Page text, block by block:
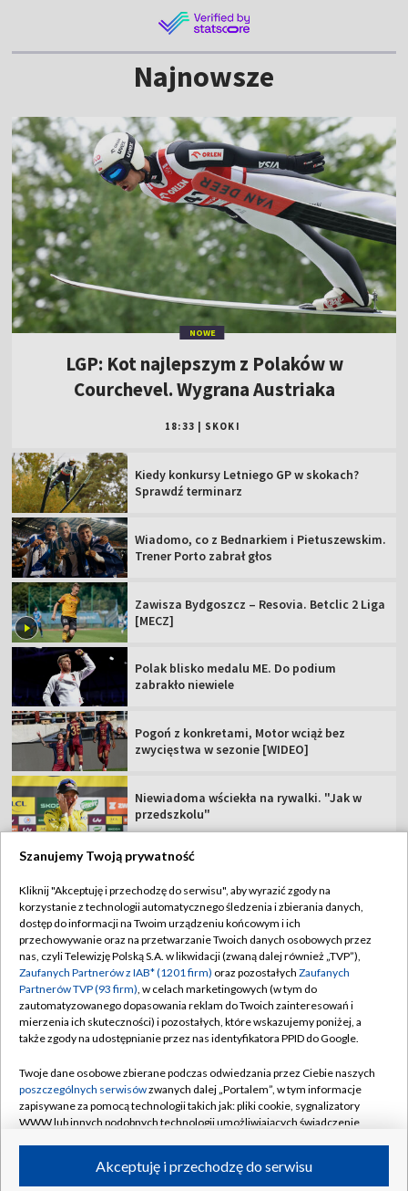
Najnowsze
NOWE
LGP: Kot najlepszym z Polaków w
Courchevel. Wygrana Austriaka
18:33 SKOKI
Kiedy konkursy Letniego GP w skokach?
Sprawdź terminarz
Wiadomo, co z Bednarkiem i Pietuszewskim.
Trener Porto zabrał głos
Zawisza Bydgoszcz – Resovia. Betclic 2 Liga
[MECZ]
Polak blisko medalu ME. Do podium
zabrakło niewiele
Pogoń z konkretami, Motor wciąż bez
zwycięstwa w sezonie [WIDEO]
Niewiadoma wściekła na rywalki. "Jak w
przedszkolu"
TVP
Abonament TVP
Sklep TVP
Biuro Reklamy
Oferta Handlowa
Emisja w TVP
Rada Programowa
Ogłoszenia przetargowe
Akademia Telewizyjna
Regulamin TVP
Polityka prywatności
Moje zgody
Biuro reklamy
Kanały
©2026 Telewizja Polska Spółka Akcyjna w likwidacji
Szanujemy Twoją prywatność
Kliknij "Akceptuję i przechodzę do serwisu", aby wyrazić zgody na
korzystanie z technologii automatycznego śledzenia i zbierania danych,
dostęp do informacji na Twoim urządzeniu końcowym i ich
przechowywanie oraz na przetwarzanie Twoich danych osobowych przez
nas, czyli Telewizję Polską S.A. w likwidacji (zwaną dalej również „TVP”),
Zaufanych Partnerów z IAB* (1201 firm) oraz pozostałych Zaufanych
Partnerów TVP (93 firm), w celach marketingowych (w tym do
zautomatyzowanego dopasowania reklam do Twoich zainteresowań i
mierzenia ich skuteczności) i pozostałych, które wskazujemy poniżej, a
także zgody na udostępnianie przez nas identyfikatora PPID do Google.
Twoje dane osobowe zbierane podczas odwiedzania przez Ciebie naszych
poszczególnych serwisówzwanych dalej „Portalem”, w tym informacje
zapisywane za pomocą technologii takich jak: pliki cookie, sygnalizatory
WWW lub innych podobnych technologii umożliwiających świadczenie
ruchu w Internecie.Akceptuję i przechodzę do serwisu